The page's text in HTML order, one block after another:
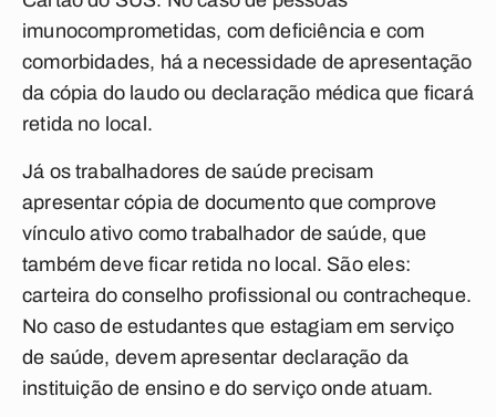
imunocomprometidas, com deficiência e com
comorbidades, há a necessidade de apresentação
da cópia do laudo ou declaração médica que ficará
retida no local.
Já os trabalhadores de saúde precisam
apresentar cópia de documento que comprove
vínculo ativo como trabalhador de saúde, que
também deve ficar retida no local. São eles:
carteira do conselho profissional ou contracheque.
No caso de estudantes que estagiam em serviço
de saúde, devem apresentar declaração da
instituição de ensino e do serviço onde atuam.